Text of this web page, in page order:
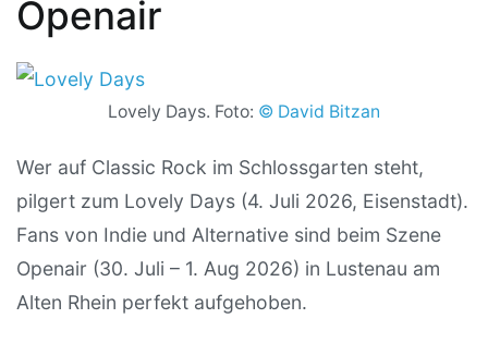
Openair
Lovely Days. Foto: © David Bitzan
Wer auf Classic Rock im Schlossgarten steht,
pilgert zum Lovely Days (4. Juli 2026, Eisenstadt).
Fans von Indie und Alternative sind beim Szene
Openair (30. Juli – 1. Aug 2026) in Lustenau am
Alten Rhein perfekt aufgehoben.